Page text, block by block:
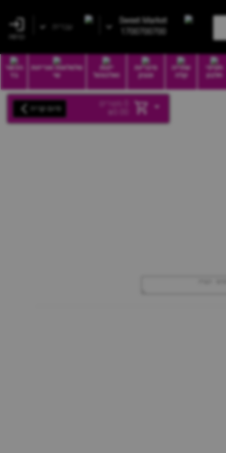
עברית
Sweet Market
1700700700
חטיפי
חלבון
שתייה
קלה
סיגריות
וטבק
יינות
ואלכוהול
סלסלאות ואריזות
שי
הכשר
בד
מוצרים
₪ סיום קנייה